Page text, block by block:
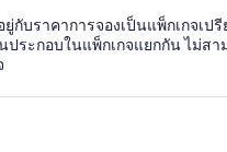
กับราคาการจองเป็นแพ็กเกจเป
ประกอบในแพ็กเกจแยกกัน ไม่ส